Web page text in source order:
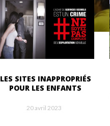
LES SITES INAPPROPRIÉS
POUR LES ENFANTS
20 avril 2023